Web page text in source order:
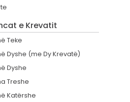
e Krevatit
Teke
Dyshe (me Dy Krevatë)
Dyshe
Treshe
Katërshe